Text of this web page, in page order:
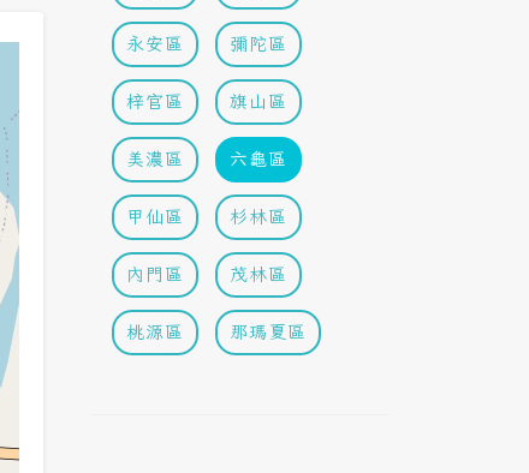
永安區 彌陀區
梓官區 旗山區
美濃區 六龜區
甲仙區 杉林區
內門區 茂林區
桃源區 那瑪夏區